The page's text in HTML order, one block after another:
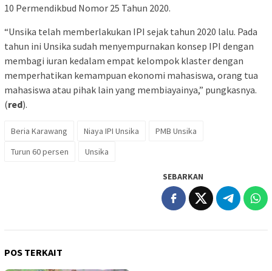
10 Permendikbud Nomor 25 Tahun 2020.
“Unsika telah memberlakukan IPI sejak tahun 2020 lalu. Pada
tahun ini Unsika sudah menyempurnakan konsep IPI dengan
membagi iuran kedalam empat kelompok klaster dengan
memperhatikan kemampuan ekonomi mahasiswa, orang tua
mahasiswa atau pihak lain yang membiayainya,” pungkasnya.
(red).
Beria Karawang Niaya IPI Unsika
PMB Unsika
Turun 60 persen
Unsika
SEBARKAN
POS TERKAIT